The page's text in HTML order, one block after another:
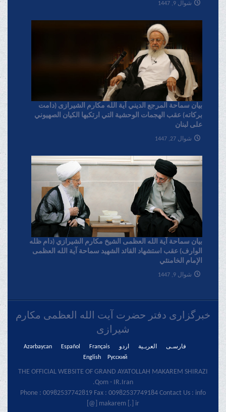
شوال 9, 1447
بیان سماحة المرجع الدیني آية الله مکارم الشیرازی (دامت
برکاته) عقب الهجمات الوحشية التي ارتکبها الکيان الصهیوني
علی لبنان
شوال 27, 1447
بیان سماحة آیة الله العظمی الشیخ مکارم الشیرازي (دام ظله
الوارف) عقب استشهاد القائد الشهید سماحة آیة الله العظمی
الإمام الخامنئي
شوال 9, 1447
خبرگزاری دفتر حضرت آیت الله العظمی مکارم
شیرازی
فارسـی العربـیة اردو Français
Español
Azərbaycan
Русский
English
THE OFFICIAL WEBSITE OF GRAND AYATOLLAH MAKAREM SHIRAZI
Qom - IR.Iran.
Phone : 00982537742819 Fax : 00982537749184 Contact Us : info
[@] makarem [.] ir